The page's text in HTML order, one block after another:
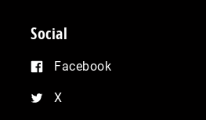
Social
Facebook
X